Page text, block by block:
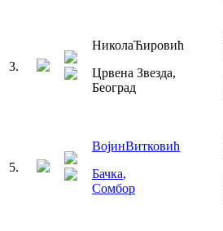
3.
НиколаЋировић
Црвена Звезда,
Београд
5.
ВојинВитковић
Бачка,
Сомбор